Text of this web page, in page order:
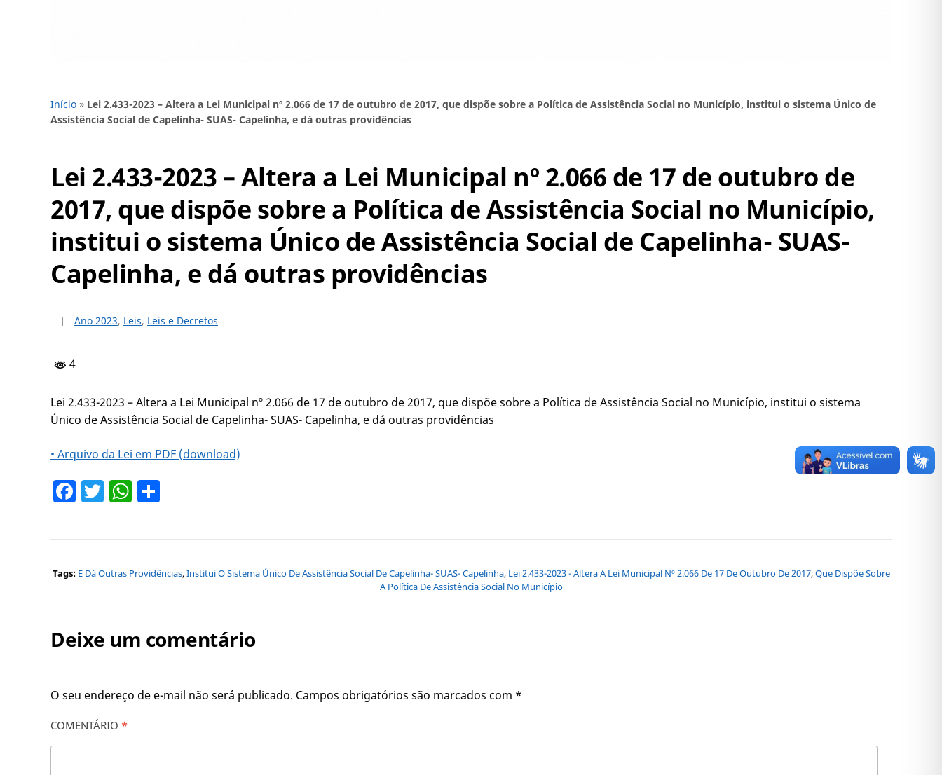
Início » Lei 2.433-2023 – Altera a Lei Municipal nº 2.066 de 17 de outubro de 2017, que dispõe sobre a Política de Assistência Social no Município, institui o sistema Único de
Assistência Social de Capelinha- SUAS- Capelinha, e dá outras providências
Lei 2.433-2023 – Altera a Lei Municipal nº 2.066 de 17 de outubro de
2017, que dispõe sobre a Política de Assistência Social no Município,
institui o sistema Único de Assistência Social de Capelinha- SUAS-
Capelinha, e dá outras providências
Ano 2023, Leis, Leis e Decretos
4
Lei 2.433-2023 – Altera a Lei Municipal nº 2.066 de 17 de outubro de 2017, que dispõe sobre a Política de Assistência Social no Município, institui o sistema
Único de Assistência Social de Capelinha- SUAS- Capelinha, e dá outras providências
• Arquivo da Lei em PDF (download)
Facebook
TwitterWhatsApp
Tags: E Dá Outras Providências,Institui O Sistema Único De Assistência Social De Capelinha- SUAS- Capelinha, Lei 2.433-2023 - Altera A Lei Municipal Nº 2.066 De 17 De Outubro De 2017,Que Dispõe Sobre
A Política De Assistência Social No Município
Deixe um comentário
O seu endereço de e-mail não será publicado. Campos obrigatórios são marcados com *
COMENTÁRIO *